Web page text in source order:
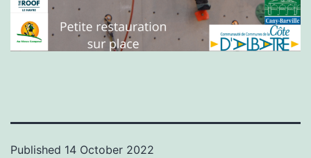
Published 14 October 2022